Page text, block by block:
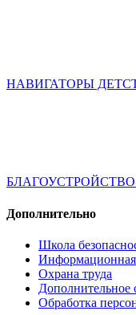
НАВИГАТОРЫ
Дополнительно
Школа
Информационная
Охрана труда
Дополнительное
Обработка